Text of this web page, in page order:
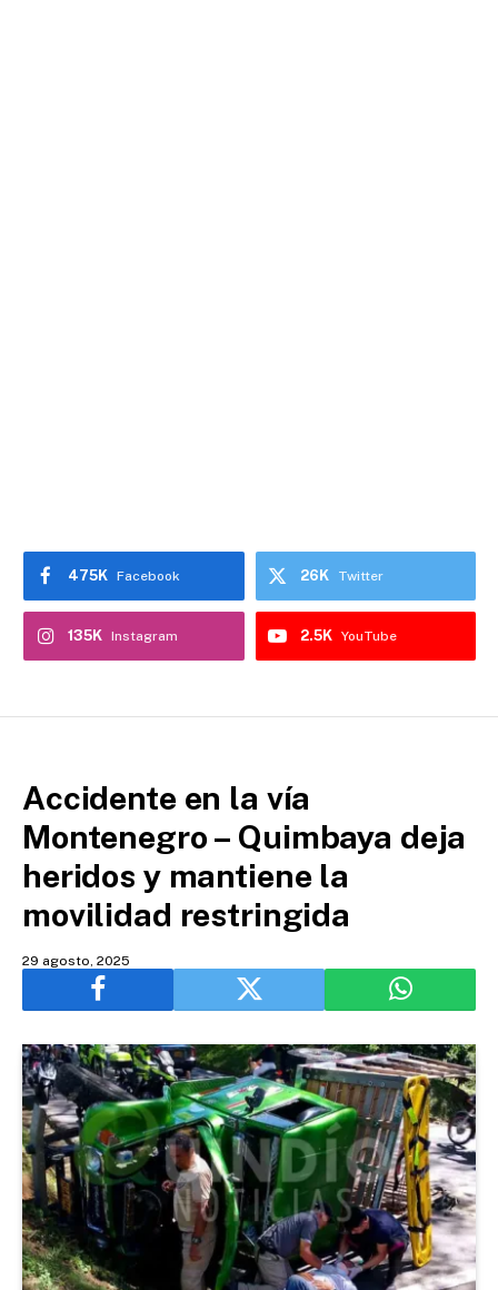
Facebook
475K Twitter
26K
Instagram
135K YouTube
2.5K
Accidente en la vía
Montenegro – Quimbaya deja
heridos y mantiene la
movilidad restringida
29 agosto, 2025